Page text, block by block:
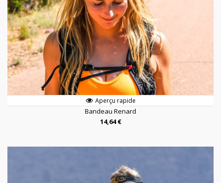
Aperçu rapide
Bandeau Renard
14,64 €